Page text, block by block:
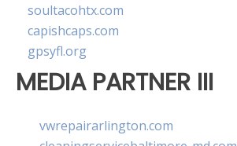
soultacohtx.com
capishcaps.com
gpsyfl.org
MEDIA PARTNER III
vwrepairarlington.com